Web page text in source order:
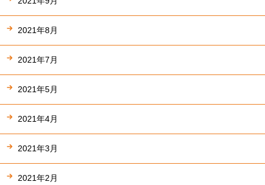
2021年8月
2021年7月
2021年5月
2021年4月
2021年3月
2021年2月